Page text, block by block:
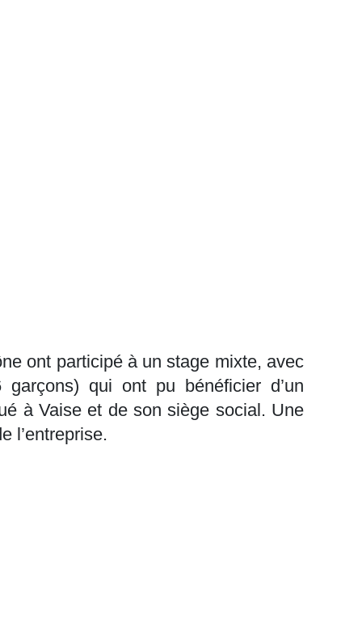
ont participé à un stage mixte, avec
qui ont pu bénéficier d’un
à Vaise et de son siège social. Une
l’entreprise.